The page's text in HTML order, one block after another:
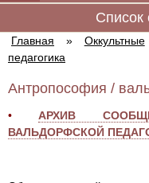
Cписок
Главная » Оккультные
педагогика
Антропософия /
•
АРХИВ
ВАЛЬДОРФСКОЙ